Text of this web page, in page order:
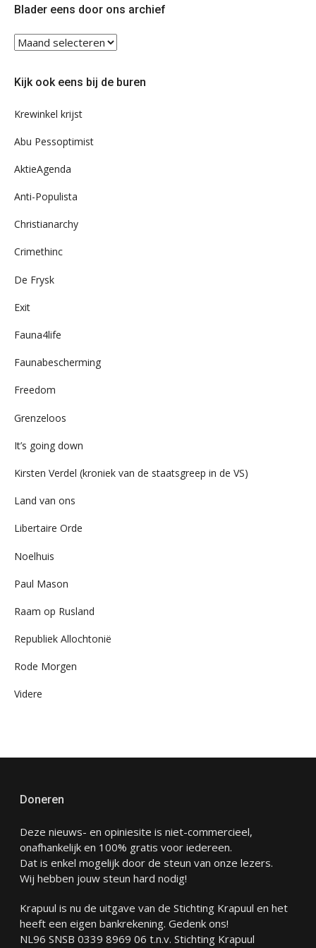
Blader eens door ons archief
Blader
eens
ons
Kijk ook eens bij de buren
Krewinkel krijst
Abu Pessoptimist
AktieAgenda
Anti-Populista
Christianarchy
Crimethinc
De Frysk
Exit
Fauna4life
Faunabescherming
Freedom
Grenzeloos
It’s going down
Kirsten Verdel (kroniek van de staatsgreep in de VS)
Land van ons
Libertaire Orde
Noelhuis
Paul Mason
Raam op Rusland
Republiek Allochtonië
Rode Morgen
Videre
Doneren
Deze nieuws- en opiniesite is niet-commercieel,
onafhankelijk en 100% gratis voor iedereen.
Dat is enkel mogelijk door de steun van onze lezers.
Wij hebben jouw steun hard nodig!
Krapuul is nu de uitgave van de Stichting Krapuul en het
heeft een eigen bankrekening. Gedenk ons!
NL96 SNSB 0339 8969 06 t.n.v. Stichting Krapuul